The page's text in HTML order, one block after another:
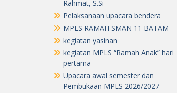
Rahmat, S.Si
Pelaksanaan upacara bendera
MPLS RAMAH SMAN 11 BATAM
kegiatan yasinan
kegiatan MPLS “Ramah Anak” hari
pertama
Upacara awal semester dan
Pembukaan MPLS 2026/2027